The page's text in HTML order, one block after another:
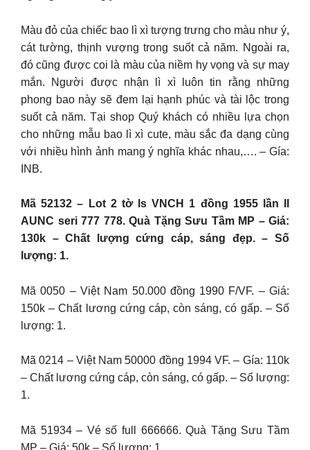
Màu đỏ của chiếc bao lì xì tượng trưng cho màu như ý,
cát tường, thịnh vượng trong suốt cả năm. Ngoài ra,
đó cũng được coi là màu của niềm hy vọng và sự may
mắn. Người được nhận lì xì luôn tin rằng những
phong bao này sẽ đem lại hạnh phúc và tài lộc trong
suốt cả năm. Tại shop Quý khách có nhiều lựa chọn
cho những mẫu bao lì xì cute, màu sắc đa dạng cùng
với nhiều hình ảnh mang ý nghĩa khác nhau,…. – Gía:
INB.
Mã 52132 – Lot 2 tờ ls VNCH 1 đồng 1955 lần II
AUNC seri 777 778. Quà Tặng Sưu Tầm MP – Giá:
130k – Chất lượng cứng cáp, sáng đẹp. – Số
lượng: 1.
Mã 0050 – Việt Nam 50.000 đồng 1990 F/VF. – Giá:
150k – Chất lương cứng cáp, còn sáng, có gấp. – Số
lượng: 1.
Mã 0214 – Việt Nam 50000 đồng 1994 VF. – Gía: 110k
– Chất lương cứng cáp, còn sáng, có gấp. – Số lượng:
1.
Mã 51934 – Vé số full 666666. Quà Tặng Sưu Tầm
MP – Giá: 50k – Số lượng: 1